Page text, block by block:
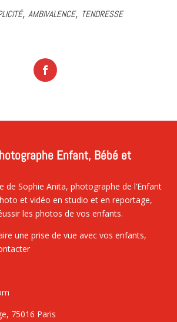
ambivalence, tendresse
Enfant, Bébé et
de Sophie Anita, photographe de l’Enfant
et vidéo en studio et en reportage,
les photos de vos enfants.
une prise de vue avec vos enfants,
75016 Paris